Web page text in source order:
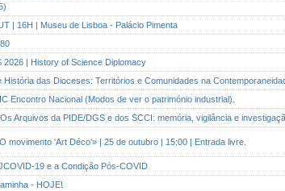
| 16H | Museu de Lisboa - Palácio Pimenta
2026 | History of Science Diplomacy
das Dioceses: Territórios e Comunidades na
Encontro Nacional (Modos de ver o património industrial).
Arquivos da PIDE/DGS e dos SCCI: memória, vigilância e
movimento 'Art Déco'» | 25 de outubro | 15:00 | Entrada livre.
19 e a Condição Pós-COVID
- HOJE!